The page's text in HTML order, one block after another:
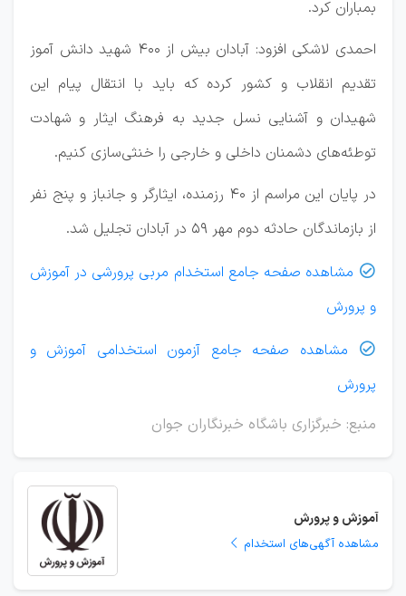
بمباران کرد.
احمدی لاشکی افزود: آبادان بیش از ۴۰۰ شهید دانش آموز
تقدیم انقلاب و کشور کرده که باید با انتقال پیام این
شهیدان و آشنایی نسل جدید به فرهنگ ایثار و شهادت
توطئه‌های دشمنان داخلی و خارجی را خنثی‌سازی کنیم.
در پایان این مراسم از ۴۰ رزمنده، ایثارگر و جانباز و پنج نفر
از بازماندگان حادثه دوم مهر ۵۹ در آبادان تجلیل شد.
 مشاهده صفحه جامع استخدام مربی پرورشی در آموزش
و پرورش

مشاهده صفحه جامع آزمون استخدامی آموزش و
پرورش
منبع: خبرگزاری باشگاه خبرنگاران جوان
آموزش و پرورش
مشاهده آگهی‌های استخدام